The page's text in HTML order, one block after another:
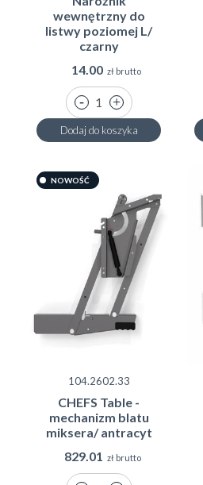
wewnętrzny do
listwy poziomej L/
czarny
14.00 zł brutto
Dodaj do koszyka
NOWOŚĆ
104.2602.33
CHEFS Table -
mechanizm blatu
miksera/ antracyt
829.01 zł brutto